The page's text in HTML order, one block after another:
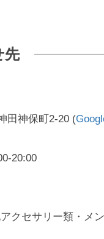
先
田神保町2-20 (
20:00
クセサリー類・メ